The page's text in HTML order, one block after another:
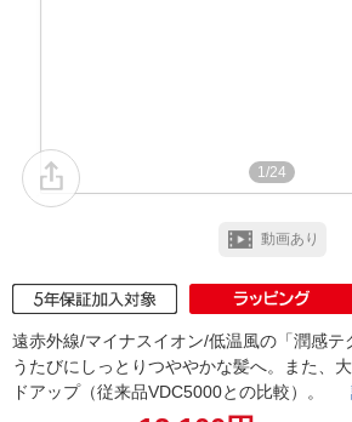
1/24
動画あり
遠赤外線/マイナスイオン/低温風の「潤感テ
うたびにしっとりつややかな髪へ。また、
ドアップ（従来品VDC5000との比較）。